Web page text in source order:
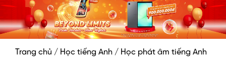
Trang chủ / Học tiếng Anh / Học phát âm tiếng Anh